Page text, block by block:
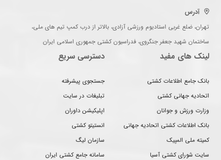
آدرس
تهران، ضلع غربی استادیوم ورزشی آزادی، بالاتر از درب کمپ تیم های ملی،
ساختمان شهید جعفر جنگروی، فدراسیون کشتی جمهوری اسلامی ایران
لینک های مفید
بانک جامع اطلاعات کشتی
اتحادیه جهانی کشتی
وزارت ورزش و جوانان
بانک اطلاعات کشتی اتحادیه جهانی
کمیته ملی المپیک
سایت شورای کشتی آسیا
دسترسی سریع
جستجوی پیشرفته
تبلیغات در سایت
اپلیکیشن داوران
انستیتو کشتی
سازمان لیگ
سامانه جامع کشتی ایران